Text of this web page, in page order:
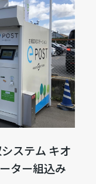
ステム キオ
ター組込み